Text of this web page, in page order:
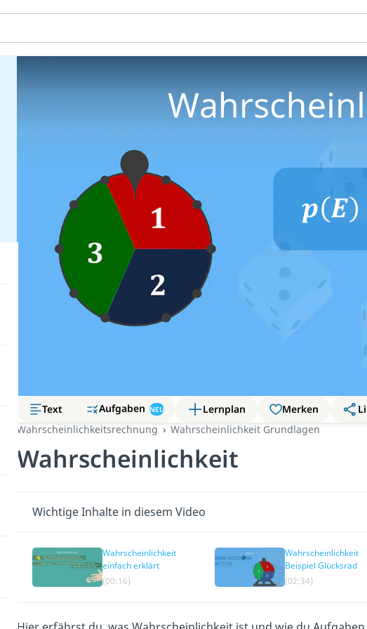
Text Aufgaben NEU Lernplan Merken
Wahrscheinlichkeitsrechnung
Wahrscheinlichkeit Grundlagen
Wahrscheinlichkeit
Wichtige Inhalte in diesem Video
Wahrscheinlichkeit
einfach erklärt
(00:16)
Wahrscheinlichkeit
Beispiel Glücksrad
(02:34)